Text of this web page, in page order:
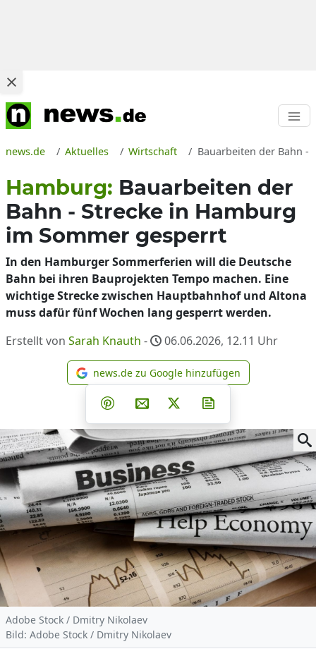
news.de Aktuelles Wirtschaft Bauarbeiten der Bahn -
Hamburg: Bauarbeiten der
Bahn - Strecke in Hamburg
im Sommer gesperrt
In den Hamburger Sommerferien will die Deutsche
Bahn bei ihren Bauprojekten Tempo machen. Eine
wichtige Strecke zwischen Hauptbahnhof und Altona
muss dafür fünf Wochen lang gesperrt werden.
Erstellt von Sarah Knauth - 06.06.2026, 12.11 Uhr
news.de zu Google
news.de zu Google hinzufügen
Teilen auf Facebook
Teilen auf Whatsapp
Teilen auf Telegram
Teilen auf Pinterest
Per E-Mail teilen
Post auf X
Adobe Stock / Dmitry Nikolaev
Bild: Adobe Stock / Dmitry Nikolaev